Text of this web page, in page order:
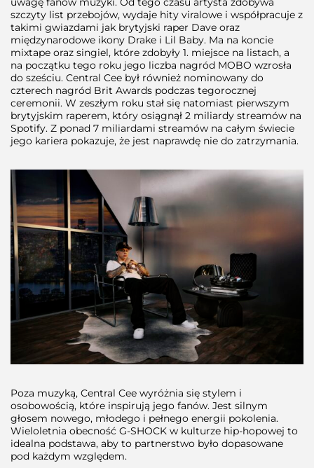
szczyty list przebojów, wydaje hity viralowe i współpracuje z
takimi gwiazdami jak brytyjski raper Dave oraz
międzynarodowe ikony Drake i Lil Baby. Ma na koncie
mixtape oraz singiel, które zdobyły 1. miejsce na listach, a
na początku tego roku jego liczba nagród MOBO wzrosła
do sześciu. Central Cee był również nominowany do
czterech nagród Brit Awards podczas tegorocznej
ceremonii. W zeszłym roku stał się natomiast pierwszym
brytyjskim raperem, który osiągnął 2 miliardy streamów na
Spotify. Z ponad 7 miliardami streamów na całym świecie
jego kariera pokazuje, że jest naprawdę nie do zatrzymania.
Poza muzyką, Central Cee wyróżnia się stylem i
osobowością, które inspirują jego fanów. Jest silnym
głosem nowego, młodego i pełnego energii pokolenia.
Wieloletnia obecność G-SHOCK w kulturze hip-hopowej to
idealna podstawa, aby to partnerstwo było dopasowane
pod każdym względem.